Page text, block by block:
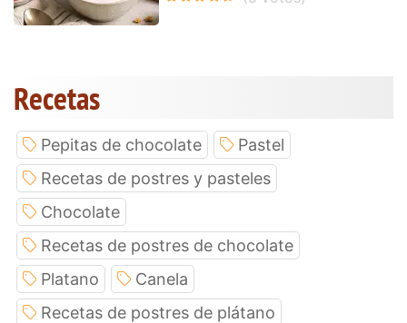
Recetas
Pepitas de chocolate
Pastel
Recetas de postres y pasteles
Chocolate
Recetas de postres de chocolate
Platano
Canela
Recetas de postres de plátano